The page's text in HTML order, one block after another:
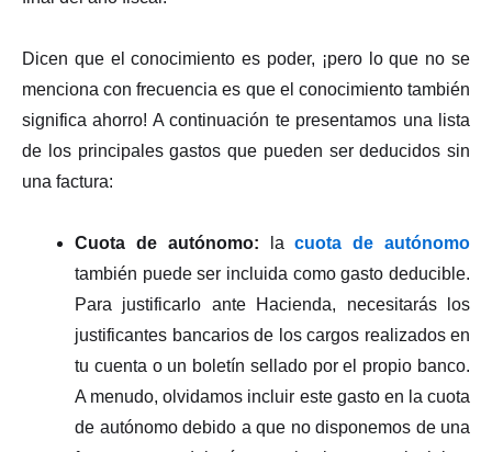
Dicen que el conocimiento es poder, ¡pero lo que no se
menciona con frecuencia es que el conocimiento también
significa ahorro! A continuación te presentamos una lista
de los principales gastos que pueden ser deducidos sin
una factura:
Cuota de autónomo: lacuota de autónomo
también puede ser incluida como gasto deducible.
Para justificarlo ante Hacienda, necesitarás los
justificantes bancarios de los cargos realizados en
tu cuenta o un boletín sellado por el propio banco.
A menudo, olvidamos incluir este gasto en la cuota
de autónomo debido a que no disponemos de una